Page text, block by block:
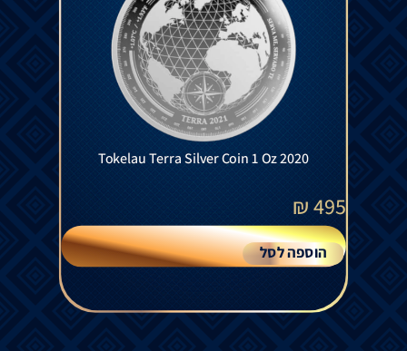
Tokelau Terra Silver Coin 1 Oz 2020
495
₪
הוספה לסל